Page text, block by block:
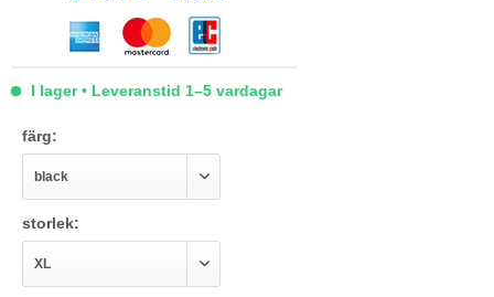
I lager • Leveranstid 1–5 vardagar
färg:
storlek: